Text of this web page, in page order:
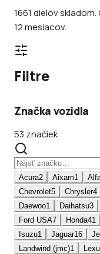
1661 dielovskladom.
12 mesiacov.
Filtre
Značka vozidla
53 značiek
Acura2 Aixam1
Chevrolet5 Chrysler4
Daewoo1 Daihatsu3
Ford USA7 Honda41
Isuzu1 Jaguar16
Landwind (jmc)1